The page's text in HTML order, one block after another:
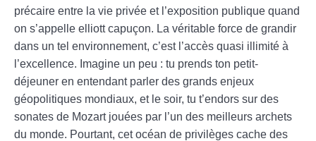
précaire entre la vie privée et l’exposition publique quand
on s’appelle elliott capuçon. La véritable force de grandir
dans un tel environnement, c’est l’accès quasi illimité à
l’excellence. Imagine un peu : tu prends ton petit-
déjeuner en entendant parler des grands enjeux
géopolitiques mondiaux, et le soir, tu t’endors sur des
sonates de Mozart jouées par l’un des meilleurs archets
du monde. Pourtant, cet océan de privilèges cache des